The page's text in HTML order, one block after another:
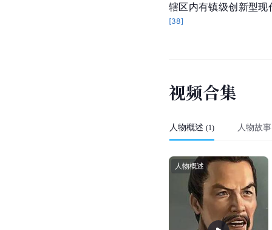
辖区内有镇级创新型
[38]
视频合集
人物概述 (1) 人物故事
人物概述